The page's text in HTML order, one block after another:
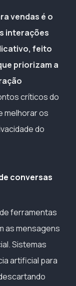
vendas é o
interações
feito
priorizam a
críticos do
melhorar os
do
conversas
ferramentas
as mensagens
Sistemas
artificial para